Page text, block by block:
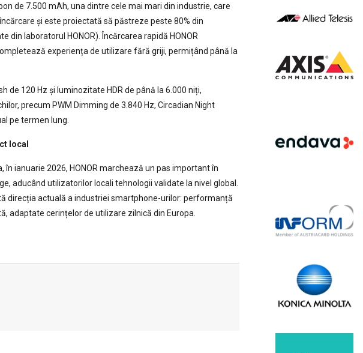
de 7.500 mAh, una dintre cele mai mari din industrie, care
și este proiectată să păstreze peste 80% din
din laboratorul HONOR). Încărcarea rapidă HONOR
experiența de utilizare fără griji, permițând până la
de 120 Hz și luminozitate HDR de până la 6.000 niți,
precum PWM Dimming de 3.840 Hz, Circadian Night
pe termen lung.
local
ianuarie 2026, HONOR marchează un pas important în
aducând utilizatorilor locali tehnologii validate la nivel global.
direcția actuală a industriei smartphone-urilor: performanță
adaptate cerințelor de utilizare zilnică din Europa.